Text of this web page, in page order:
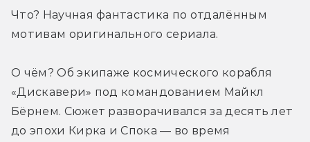
Что? Научная фантастика по отдалённым
мотивам оригинального сериала.
О чём? Об экипаже космического корабля
«Дискавери» под командованием Майкл
Бёрнем. Сюжет разворачивался за десять лет
до эпохи Кирка и Спока — во время